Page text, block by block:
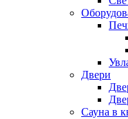
Двери
Сауна в